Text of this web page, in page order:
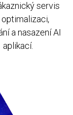
servis
a nasazení AI
aplikací.